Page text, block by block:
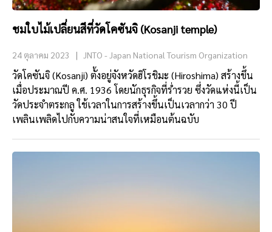
ชมใบไม้เปลี่ยนสีที่วัดโคซันจิ (Kosanji temple)
24 ตุลาคม 2023 JNTO - Japan National Tourism Organization
วัดโคซันจิ (Kosanji) ตั้งอยู่จังหวัดฮิโรชิมะ (Hiroshima) สร้างขึ้น
เมื่อประมาณปี ค.ศ. 1936 โดยนักธุรกิจที่ร่ำรวย ซึ่งวัดแห่งนี้เป็น
วัดประจำตระกลู ใช้เวลาในการสร้างขึ้นเป็นเวลากว่า 30 ปี
เพลินเพลิดไปกับความน่าสนใจที่เหมือนต้นฉบับ